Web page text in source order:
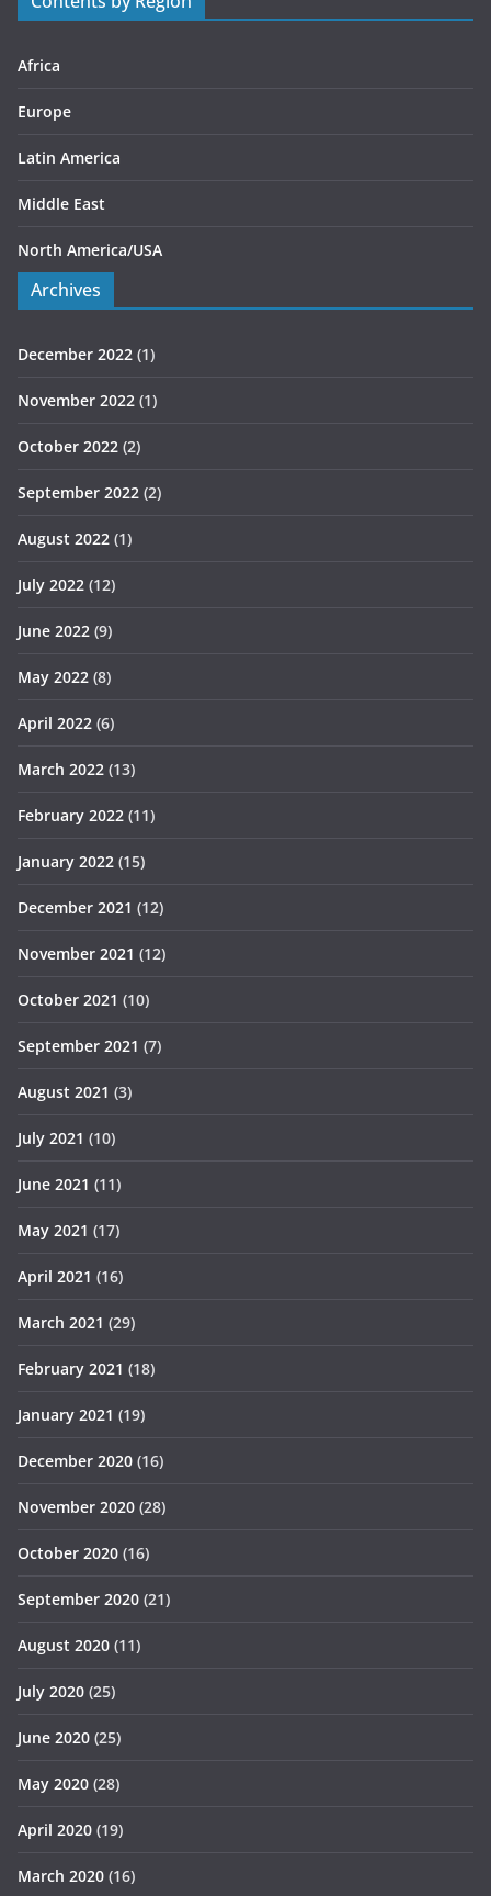
s
Africa
Europe
Latin America
Middle East
North America/USA
Archives
December 2022 (1)
November 2022 (1)
October 2022 (2)
September 2022 (2)
August 2022 (1)
July 2022 (12)
June 2022 (9)
May 2022 (8)
April 2022 (6)
March 2022 (13)
February 2022 (11)
January 2022 (15)
December 2021 (12)
November 2021 (12)
October 2021 (10)
September 2021 (7)
August 2021 (3)
July 2021 (10)
June 2021 (11)
May 2021 (17)
April 2021 (16)
March 2021 (29)
February 2021 (18)
January 2021 (19)
December 2020 (16)
November 2020 (28)
October 2020 (16)
September 2020 (21)
August 2020 (11)
July 2020 (25)
June 2020 (25)
May 2020 (28)
April 2020 (19)
March 2020 (16)